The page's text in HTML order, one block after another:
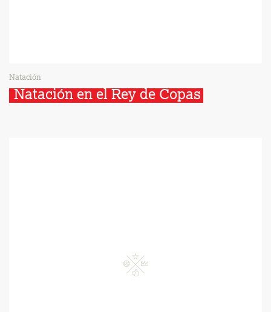
Natación
Natación en el Rey de Copas